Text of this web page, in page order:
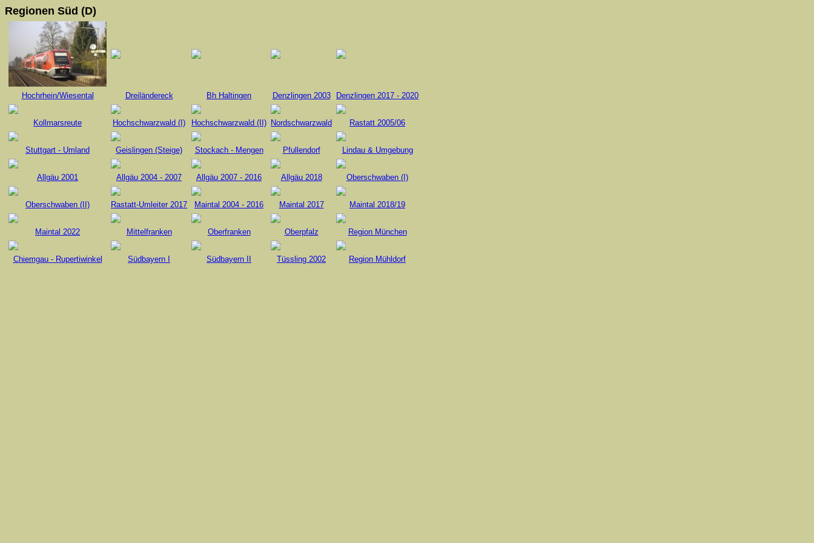
Regionen Süd (D)
Hochrhein/Wiesental Dreiländereck Bh Haltingen Denzlingen 2003 Denzlingen 2017 - 2020
Kollmarsreute Hochschwarzwald (I) Hochschwarzwald (II) Nordschwarzwald Rastatt 2005/06
Stuttgart - Umland Geislingen (Steige) Stockach - Mengen Pfullendorf Lindau & Umgebung
Allgäu 2001 Allgäu 2004 - 2007 Allgäu 2007 - 2016 Allgäu 2018 Oberschwaben (I)
Oberschwaben (II) Rastatt-Umleiter 2017 Maintal 2004 - 2016 Maintal 2017 Maintal 2018/19
Maintal 2022 Mittelfranken Oberfranken Oberpfalz Region München
Chiemgau - Rupertiwinkel Südbayern I Südbayern II Tüssling 2002 Region Mühldorf